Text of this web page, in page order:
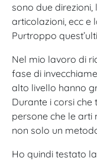
sono due direzioni,
articolazioni, ecc e
Purtroppo
Nel mio lavoro di
fase di
alto livello hanno
Durante i corsi
persone che le arti
non solo un
Ho quindi testato